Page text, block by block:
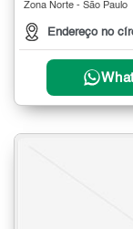
Zona Norte - São Paulo
Endereço no